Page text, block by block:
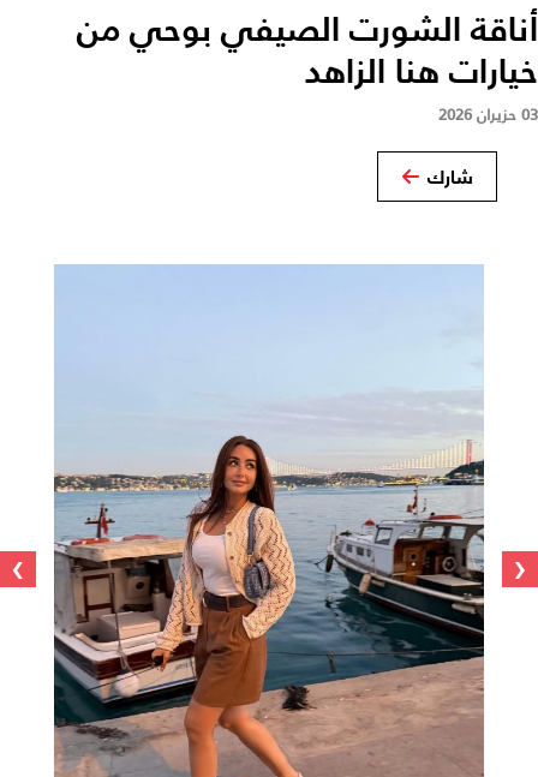
أناقة الشورت الصيفي بوحي من
خيارات هنا الزاهد
03 حزيران 2026
شارك
‹
›